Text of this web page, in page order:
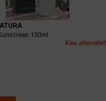
150ml
Kies alternatief